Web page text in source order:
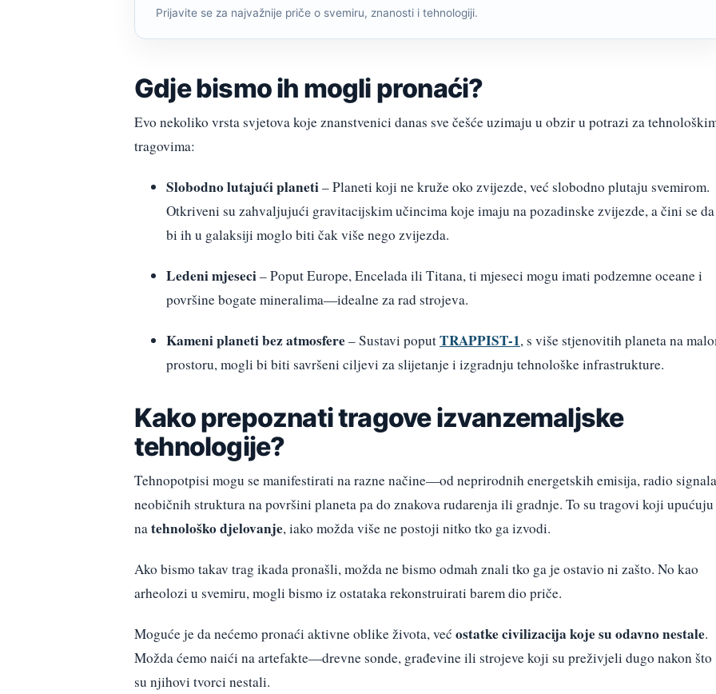
Prijavite se za najvažnije priče o svemiru, znanosti i tehnologiji.
Gdje bismo ih mogli pronaći?
Evo nekoliko vrsta svjetova koje znanstvenici danas sve češće uzimaju u obzir u potrazi za
tragovima:
Slobodno lutajući planeti– Planeti koji ne kruže oko zvijezde, već slobodno plutaju svemirom.
Otkriveni su zahvaljujući gravitacijskim učincima koje imaju na pozadinske zvijezde, a čini se da
bi ih u galaksiji moglo biti čak više nego zvijezda.
Ledeni mjeseci– Poput Europe, Encelada ili Titana, ti mjeseci mogu imati podzemne oceane i
površine bogate mineralima—idealne za rad strojeva.
Kameni planeti bez atmosfere– Sustavi poputTRAPPIST-1, s više stjenovitih planeta na
prostoru, mogli bi biti savršeni ciljevi za slijetanje i izgradnju tehnološke infrastrukture.
Kako prepoznati tragove izvanzemaljske
tehnologije?
Tehnopotpisi mogu se manifestirati na razne načine—od neprirodnih energetskih emisija, radio
neobičnih struktura na površini planeta pa do znakova rudarenja ili gradnje. To su tragovi koji upućuju
natehnološko djelovanje, iako možda više ne postoji nitko tko ga izvodi.
Ako bismo takav trag ikada pronašli, možda ne bismo odmah znali tko ga je ostavio ni zašto. No kao
arheolozi u svemiru, mogli bismo iz ostataka rekonstruirati barem dio priče.
Moguće je da nećemo pronaći aktivne oblike života, već ostatke civilizacija koje su odavno nestale.
Možda ćemo naići na artefakte—drevne sonde, građevine ili strojeve koji su preživjeli dugo nakon što
su njihovi tvorci nestali.